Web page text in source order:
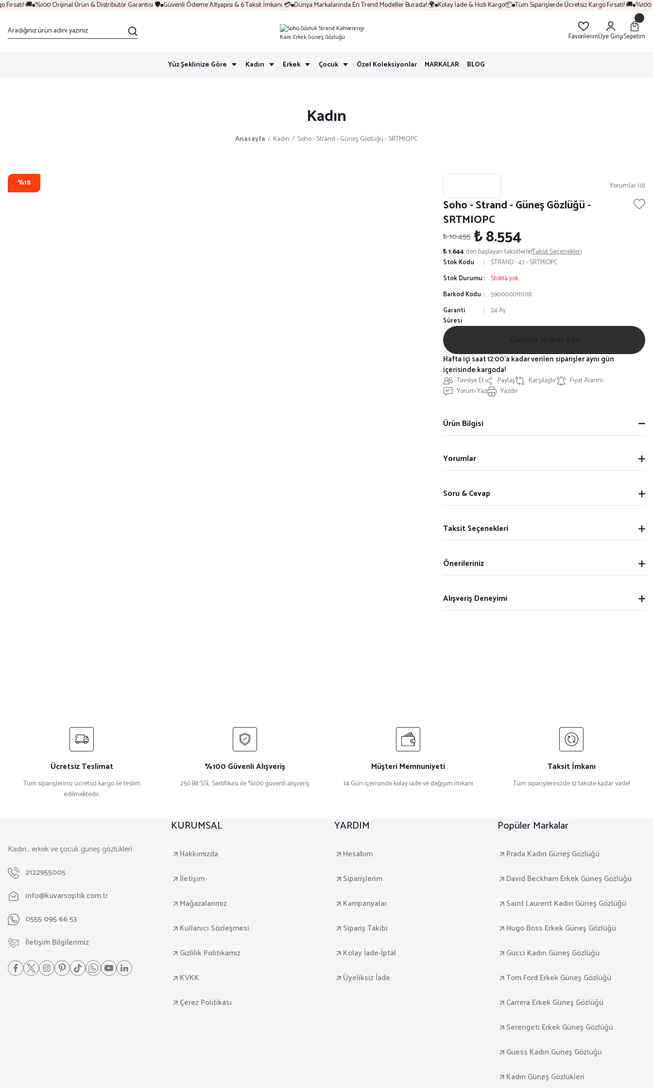
🚚 %100 Orijinal Ürün & Distribütör Garantisi 🛡️ Güvenli Ödeme Altyapısı & 6 Taksit İmkanı 💳 Dünya Markalarında En Trend Modeller Burada! 🌍 Kolay İade & Hızlı Kargo📦 Tüm Siparişlerde Ücretsiz Kargo Fırsatı! 🚚 %100
FavorilerimÜye GirişiSepetim
Yüz Şeklinize Göre Kadın Erkek Çocuk Özel Koleksiyonlar MARKALAR BLOG
Kadın
Anasayfa Kadın Soho - Strand - Güneş Gözlüğü - SRTMIOPC
%18 Yorumlar (0)
Soho - Strand - Güneş Gözlüğü -
SRTMIOPC
₺ 10.455 ₺ 8.554
₺ 1.644den başlayan taksitlerle!Taksit Seçenekleri
Stok Kodu
STRAND - 47 - SRTMIOPC
Stok Durumu
Stokta yok
Barkod Kodu
5900000111018
Garanti
Süresi
24 Ay
Tavsiye Et Paylaş Karşılaştır
Fiyat Alarmı
Yorum Yaz
Yazdır
Hafta içi saat 12:00'a kadar verilen siparişler aynı gün
içerisinde kargoda!
Ürün Bilgisi
Yorumlar
Soru & Cevap
Taksit Seçenekleri
Önerileriniz
Alışveriş Deneyimi
Ücretsiz Teslimat
Tüm siparişleriniz ücretsiz kargo ile teslim
edilmektedir.
%100 Güvenli Alışveriş
250 Bit SSL Sertifikası ile %100 güvenli alışveriş
Müşteri Memnuniyeti
14 Gün içerisinde kolay iade ve değişim imkanı
Taksit İmkanı
Tüm siparişlerinizde 12 taksite kadar vade!
Kadın , erkek ve çocuk güneş gözlükleri
2122955005
info@kuvarsoptik.com.tr
0555 095 66 53
İletişim Bilgilerimiz
KURUMSAL
Hakkımızda
İletişim
Mağazalarımız
Kullanıcı Sözleşmesi
Gizlilik Politikamız
KVKK
Çerez Politikası
YARDIM
Hesabım
Siparişlerim
Kampanyalar
Sipariş Takibi
Kolay İade-İptal
Üyeliksiz İade
Popüler Markalar
Prada Kadın Güneş Gözlüğü
David Beckham Erkek Güneş Gözlüğü
Saint Laurent Kadın Güneş Gözlüğü
Hugo Boss Erkek Güneş Gözlüğü
Gucci Kadın Güneş Gözlüğü
Tom Ford Erkek Güneş Gözlüğü
Carrera Erkek Güneş Gözlüğü
Serengeti Erkek Güneş Gözlüğü
Guess Kadın Güneş Gözlüğü
Kadın Güneş Gözlükleri